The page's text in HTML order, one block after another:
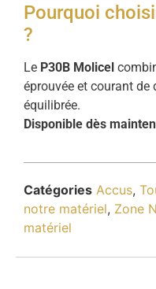
Pourquoi
?
Le P30B Molicel
éprouvée et courant de
équilibrée.
Disponible dès
Catégories Accus,
notre matériel, Zone
matériel